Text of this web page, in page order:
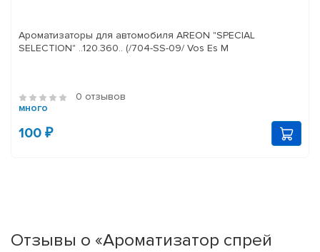
Ароматизаторы для автомобиля AREON "SPECIAL
SELECTION" ..120.360.. (/704-SS-09/ Vos Es M
0 отзывов
много
100 ₽
Отзывы о «Ароматизатор спрей